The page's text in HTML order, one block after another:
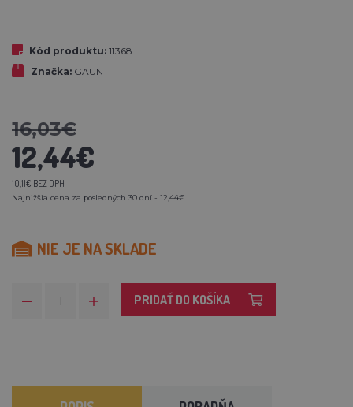
Kód produktu: 11368
Značka: GAUN
16,03€
12,44€
10,11€ BEZ DPH
Najnižšia cena za posledných 30 dní - 12,44€
NIE JE NA SKLADE
PRIDAŤ DO KOŠÍKA